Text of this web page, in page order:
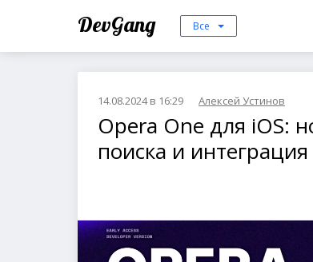
DevGang Все
14.08.2024 в 16:29 Алексей Устинов
Opera One для iOS:
поиска и